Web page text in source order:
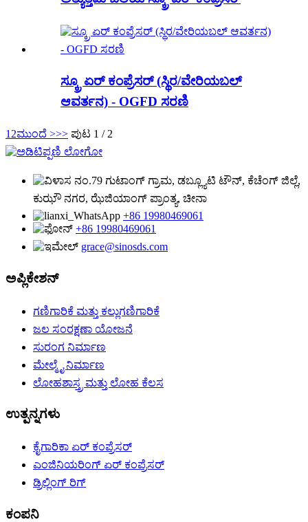
ಸ್ಕ್ರೂ ಏರ್ ಕಂಪ್ರೆಸರ್ (ಸ್ಥಿರ/ವೇರಿಯಬಲ್
ಆವರ್ತನ) - OGFD ಸರಣಿ
1 2ಮುಂದೆ >>> ಪುಟ 1 / 2
ನಂ.79 ಗುಟಾಂಗ್ ಗ್ರಾಮ, ಡಬ್ಲ್ಯೂಟಿ ಟೌನ್, ಕೆಚೆಂಗ್ ಜಿಲ್ಲೆ,
ಕುಝೌ ನಗರ, ಝೆಜಿಯಾಂಗ್ ಪ್ರಾಂತ್ಯ, ಚೀನಾ
+86 19980469061
+86 19980469061
grace@sinosds.com
ಅಪ್ಲಿಕೇಶನ್
ಗಣಿಗಾರಿಕೆ ಮತ್ತು ಕಲ್ಲುಗಣಿಗಾರಿಕೆ
ಜಲ ಸಂರಕ್ಷಣಾ ಯೋಜನೆ
ಸುರಂಗ ನಿರ್ಮಾಣ
ಮೇಲ್ಮೈ ನಿರ್ಮಾಣ
ಲೋಹಶಾಸ್ತ್ರ ಮತ್ತು ಲೋಹ ಕೆಲಸ
ಉತ್ಪನ್ನಗಳು
ಕೈಗಾರಿಕಾ ಏರ್ ಕಂಪ್ರೆಸರ್
ಎಂಜಿನಿಯರಿಂಗ್ ಏರ್ ಕಂಪ್ರೆಸರ್
ಡ್ರಿಲ್ಲಿಂಗ್ ರಿಗ್
ಕಂಪನಿ